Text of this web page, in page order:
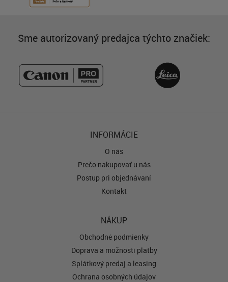
Sme autorizovaný predajca týchto značiek:
INFORMÁCIE
O nás
Prečo nakupovať u nás
Postup pri objednávaní
Kontakt
NÁKUP
Obchodné podmienky
Doprava a možnosti platby
Splátkový predaj a leasing
Ochrana osobných údajov